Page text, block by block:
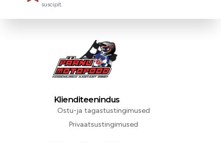
suscipit.
Klienditeenindus
Ostu-ja tagastustingimused
Privaatsustingimused